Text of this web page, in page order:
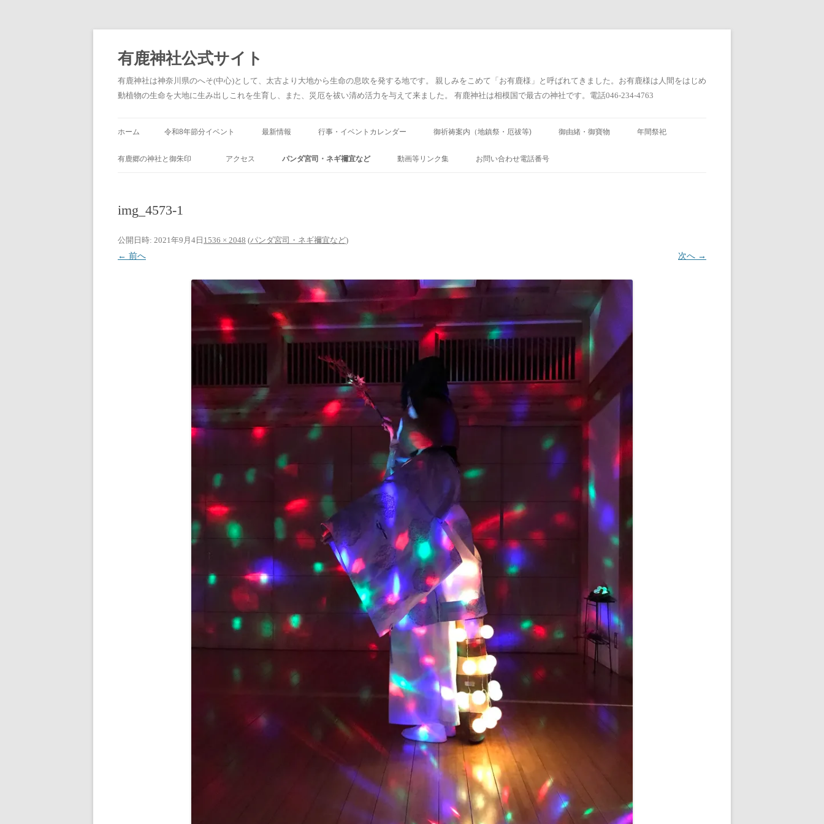
有鹿神社公式サイト
有鹿神社は神奈川県のへそ(中心)として、太古より大地から生命の息吹を発する地です。 親しみをこめて「お有鹿様」と呼ばれてきました。お有鹿様は人間をはじめ
動植物の生命を大地に生み出しこれを生育し、また、災厄を祓い清め活力を与えて来ました。 有鹿神社は相模国で最古の神社です。電話046-234-4763
ツ
へ
ホーム 令和8年節分イベント 最新情報
(臨時 最新情報)
行事・イベントカレンダー 御祈祷案内（地鎮祭・厄祓等) 御由緒・御寶物 年間祭祀
有鹿郷の神社と御朱印 アクセス パンダ宮司・ネギ禰宜など 動画等リンク集 お問い合わせ電話番号
img_4573-1
公開日時: 2021年9月4日 1536 × 2048 (パンダ宮司・ネギ禰宜など)
← 前へ
次へ →